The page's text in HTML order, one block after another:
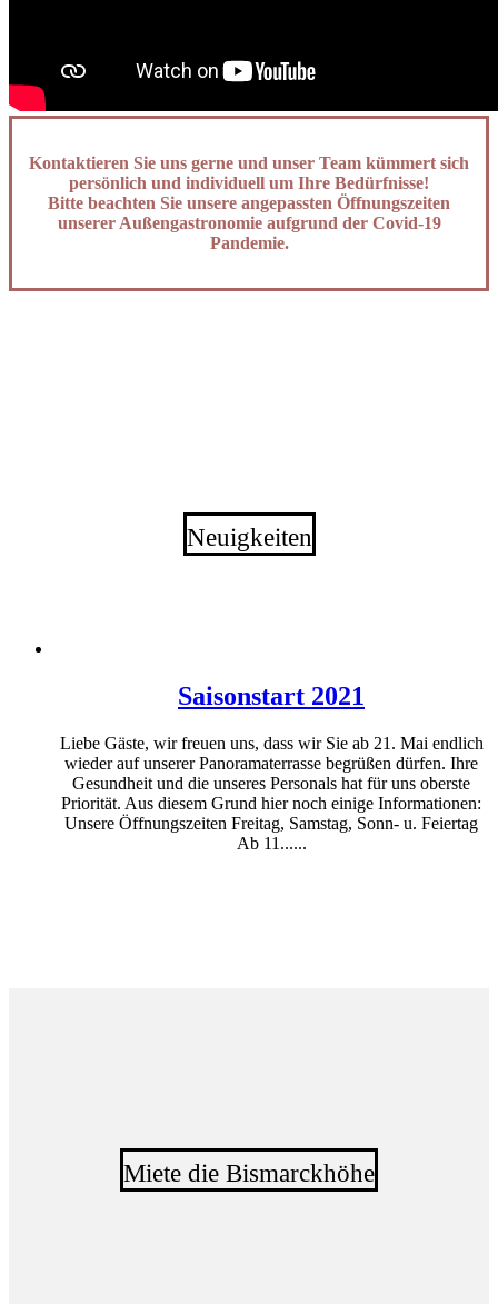
Kontaktieren Sie uns gerne und unser Team kümmert sich
persönlich und individuell um Ihre Bedürfnisse!
Bitte beachten Sie unsere angepassten Öffnungszeiten
unserer Außengastronomie aufgrund der Covid-19
Pandemie.
Neuigkeiten
Saisonstart 2021
Liebe Gäste, wir freuen uns, dass wir Sie ab 21. Mai endlich
wieder auf unserer Panoramaterrasse begrüßen dürfen. Ihre
Gesundheit und die unseres Personals hat für uns oberste
Priorität. Aus diesem Grund hier noch einige Informationen:
Unsere Öffnungszeiten Freitag, Samstag, Sonn- u. Feiertag
Ab 11......
Miete die Bismarckhöhe